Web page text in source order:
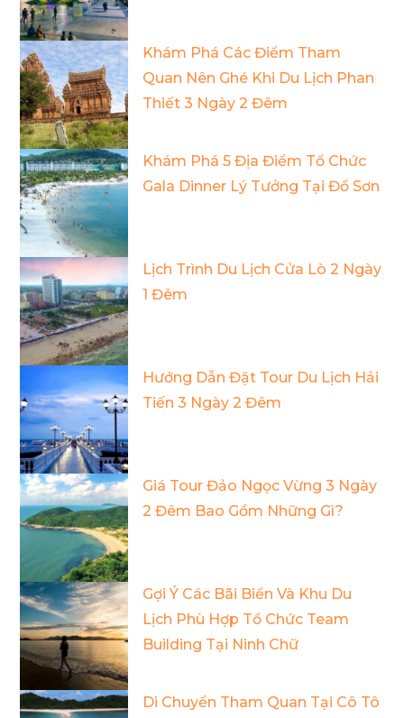
Khám Phá Các Điểm Tham
Quan Nên Ghé Khi Du Lịch Phan
Thiết 3 Ngày 2 Đêm
Khám Phá 5 Địa Điểm Tổ Chức
Gala Dinner Lý Tưởng Tại Đồ Sơn
Lịch Trình Du Lịch Cửa Lò 2 Ngày
1 Đêm
Hướng Dẫn Đặt Tour Du Lịch Hải
Tiến 3 Ngày 2 Đêm
Giá Tour Đảo Ngọc Vừng 3 Ngày
2 Đêm Bao Gồm Những Gì?
Gợi Ý Các Bãi Biển Và Khu Du
Lịch Phù Hợp Tổ Chức Team
Building Tại Ninh Chữ
Di Chuyển Tham Quan Tại Cô Tô